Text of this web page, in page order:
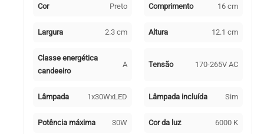
Cor Preto Comprimento 16 cm
Largura 2.3 cm Altura 12.1 cm
Classe energética
candeeiro
A Tensão 170-265V AC
Lâmpada 1x30WxLED Lâmpada incluída Sim
Potência máxima 30W Cor da luz 6000 K